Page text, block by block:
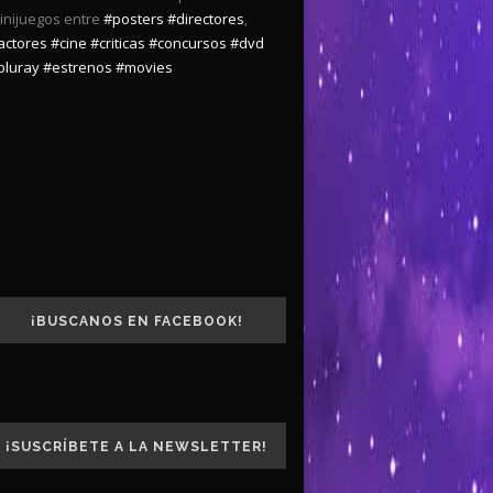
entre #posters #directores,
#cine #criticas #concursos #dvd
#estrenos #movies
¡BUSCANOS EN FACEBOOK!
¡SUSCRÍBETE A LA NEWSLETTER!